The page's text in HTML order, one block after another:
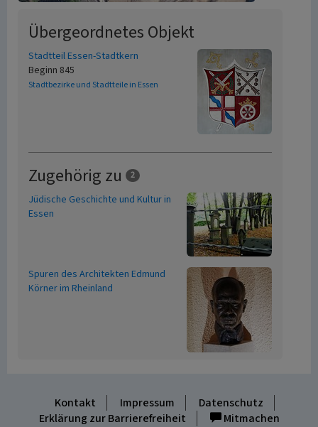
Übergeordnetes Objekt
Stadtteil Essen-Stadtkern
Beginn 845
Stadtbezirke und Stadtteile in Essen
Zugehörig zu 2
Jüdische Geschichte und Kultur in
Essen
Spuren des Architekten Edmund
Körner im Rheinland
Kontakt Impressum
Datenschutz
Erklärung zur Barrierefreiheit
Mitmachen